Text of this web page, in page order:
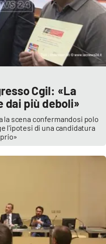
Cgil: «La
dai più deboli»
la scena confermandosi polo
l'ipotesi di una candidatura